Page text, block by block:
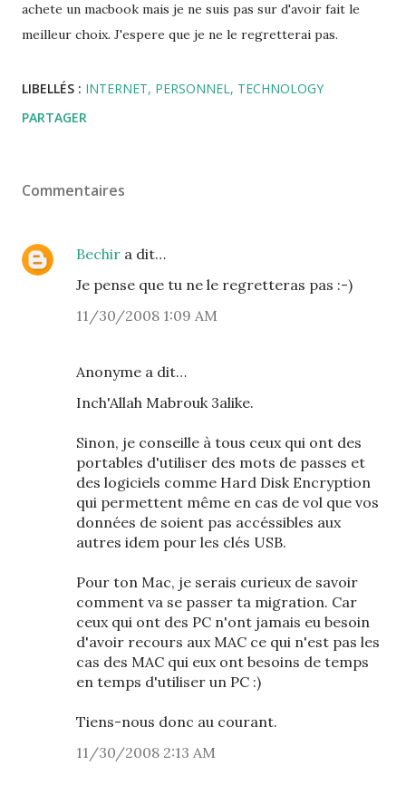
achete un macbook mais je ne suis pas sur d'avoir fait le
meilleur choix. J'espere que je ne le regretterai pas.
LIBELLÉS : INTERNET PERSONNEL TECHNOLOGY
PARTAGER
Commentaires
Bechir a dit…
Je pense que tu ne le regretteras pas :-)
11/30/2008 1:09 AM
Anonyme a dit…
Inch'Allah Mabrouk 3alike.
Sinon, je conseille à tous ceux qui ont des
portables d'utiliser des mots de passes et
des logiciels comme Hard Disk Encryption
qui permettent même en cas de vol que vos
données de soient pas accéssibles aux
autres idem pour les clés USB.
Pour ton Mac, je serais curieux de savoir
comment va se passer ta migration. Car
ceux qui ont des PC n'ont jamais eu besoin
d'avoir recours aux MAC ce qui n'est pas les
cas des MAC qui eux ont besoins de temps
en temps d'utiliser un PC :)
Tiens-nous donc au courant.
11/30/2008 2:13 AM